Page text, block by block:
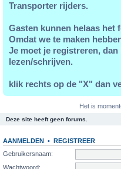
Transporter rijders.
Gasten kunnen helaas het
Omdat we te maken
Je moet je registreren,
lezen/schrijven.
klik rechts op de "X" dan
Het is
Deze site heeft geen forums.
AANMELDEN • REGISTREER
Gebruikersnaam:
Wachtwoord: